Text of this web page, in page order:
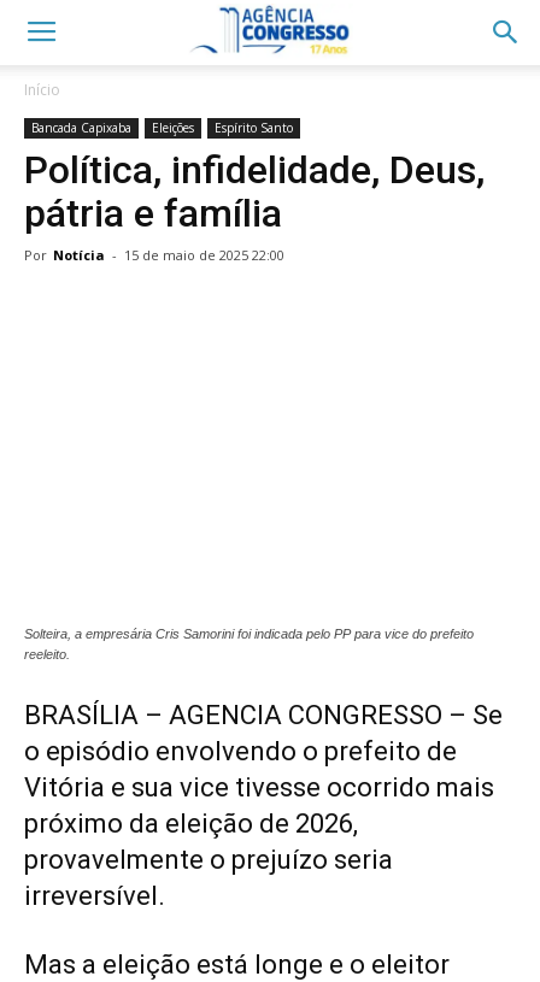
Início
Bancada Capixaba Eleições Espírito Santo
Política, infidelidade, Deus,
pátria e família
Por Notícia - 15 de maio de 2025 22:00
Solteira, a empresária Cris Samorini foi indicada pelo PP para vice do prefeito
reeleito.
BRASÍLIA – AGENCIA CONGRESSO – Se
o episódio envolvendo o prefeito de
Vitória e sua vice tivesse ocorrido mais
próximo da eleição de 2026,
provavelmente o prejuízo seria
irreversível.
Mas a eleição está longe e o eleitor